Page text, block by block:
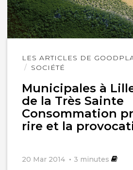
LES ARTICLES DE
SOCIÉTÉ
Municipales à
de la Très Sainte
Consommation
rire et la
20 Mar 2014 3 minutes
Lire
l'article